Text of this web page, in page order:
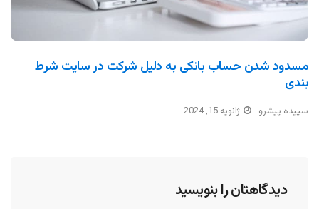
مسدود شدن حساب بانکی به دلیل شرکت در سایت شرط
بندی
سپیده پیشرو ژانویه 15, 2024
دیدگاهتان را بنویسید